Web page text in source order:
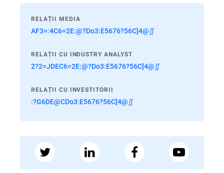
RELAȚII MEDIA
AF3=:4C6=2E:@?Do3:E5676?56C]4@∬
RELAȚII CU INDUSTRY ANALYST
2?2=JDEC6=2E:@?Do3:E5676?56C]4@∬
RELAȚII CU INVESTITORII
:?G6DE@CDo3:E5676?56C]4@∬